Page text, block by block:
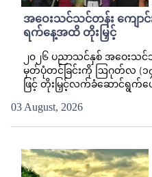
အဝေးသင်သင်တန်း ကျေ
ရက်နေ့အထိ တိုးမြှင့်
၂၀၂၆ ပညာသင်နှစ် အဝေးသင်
မှတ်ပုံတင်ခြင်းကို ဩဂုတ်လ (
ဖြင့် တိုးမြှင့်လက်ခံဆောင်ရွက်ပ
03 August, 2026